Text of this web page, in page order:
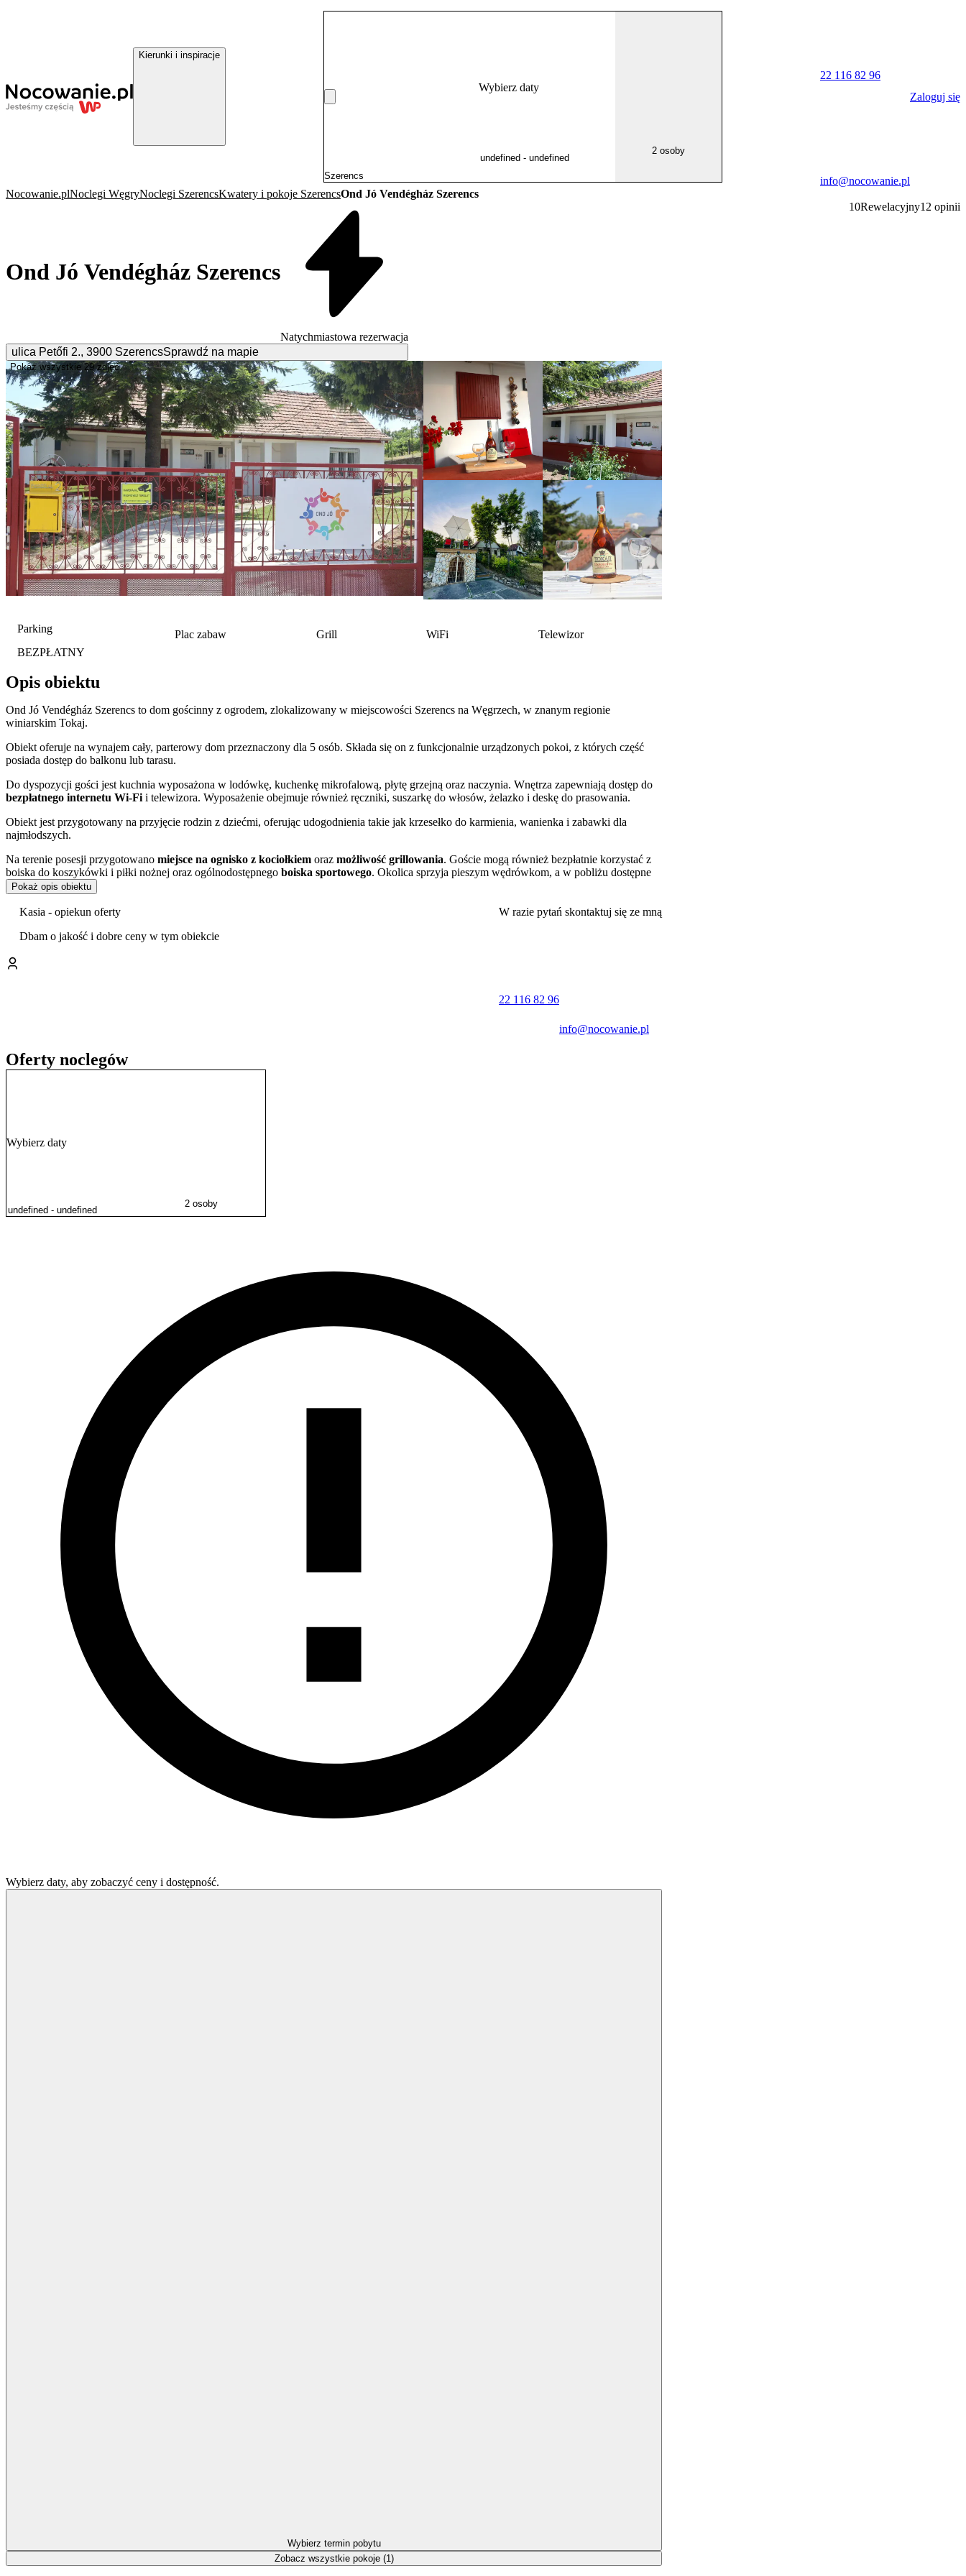
Kierunki i inspiracje
Wybierz daty
2 osoby
22 116 82 96
info@nocowanie.pl
Zaloguj się
Nocowanie.plNoclegi WęgryNoclegi SzerencsKwatery i pokoje SzerencsOnd Jó Vendégház Szerencs
Ond Jó Vendégház Szerencs
Natychmiastowa rezerwacja
ulica Petőfi 2., 3900 SzerencsSprawdź na mapie
10Rewelacyjny12 opinii
Pokaż wszystkie 29 zdjęć
Parking
BEZPŁATNY
Plac zabaw Grill WiFi Telewizor
Opis obiektu
Ond Jó Vendégház Szerencs to dom gościnny z ogrodem, zlokalizowany w miejscowości Szerencs na Węgrzech, w znanym regionie
winiarskim Tokaj.
Obiekt oferuje na wynajem cały, parterowy dom przeznaczony dla 5 osób. Składa się on z funkcjonalnie urządzonych pokoi, z których część
posiada dostęp do balkonu lub tarasu.
Do dyspozycji gości jest kuchnia wyposażona w lodówkę, kuchenkę mikrofalową, płytę grzejną oraz naczynia. Wnętrza zapewniają dostęp do
bezpłatnego internetu Wi-Fi i telewizora. Wyposażenie obejmuje również ręczniki, suszarkę do włosów, żelazko i deskę do prasowania.
Obiekt jest przygotowany na przyjęcie rodzin z dziećmi, oferując udogodnienia takie jak krzesełko do karmienia, wanienka i zabawki dla
najmłodszych.
Na terenie posesji przygotowano miejsce na ognisko z kociołkiem oraz możliwość grillowania. Goście mogą również bezpłatnie korzystać z
boiska do koszykówki i piłki nożnej oraz ogólnodostępnego boiska sportowego. Okolica sprzyja pieszym wędrówkom, a w pobliżu dostępne
są dodatkowo płatne atrakcje, w tym jazda konna, łowienie ryb czy kręgielnia.
Goście w swoich opiniach szczególnie wysoko oceniają czystość, obsługę oraz personel obiektu.
Zmotoryzowani mogą skorzystać zbezpłatnego parkingu
Pokaż opis obiektu
Kasia - opiekun oferty
Dbam o jakość i dobre ceny w tym obiekcie
W razie pytań skontaktuj się ze mną
22 116 82 96
info@nocowanie.pl
Oferty noclegów
Wybierz daty
2 osoby
Wybierz daty, aby zobaczyć ceny i dostępność.
Wybierz termin pobytu
Zobacz wszystkie pokoje (1)